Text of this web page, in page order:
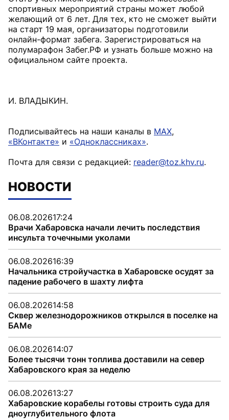
спортивных мероприятий страны может любой
желающий от 6 лет. Для тех, кто не сможет выйти
на старт 19 мая, организаторы подготовили
онлайн-формат забега. Зарегистрироваться на
полумарафон Забег.РФ и узнать больше можно на
официальном сайте проекта.
И. ВЛАДЫКИН.
Подписывайтесь на наши каналы в MAX,
«ВКонтакте» и «Одноклассниках».
Почта для связи с редакцией: reader@toz.khv.ru.
НОВОСТИ
06.08.202617:24
Врачи Хабаровска начали лечить последствия
инсульта точечными уколами
06.08.202616:39
Начальника стройучастка в Хабаровске осудят за
падение рабочего в шахту лифта
06.08.202614:58
Сквер железнодорожников открылся в поселке на
БАМе
06.08.202614:07
Более тысячи тонн топлива доставили на север
Хабаровского края за неделю
06.08.202613:27
Хабаровские корабелы готовы строить суда для
дноуглубительного флота